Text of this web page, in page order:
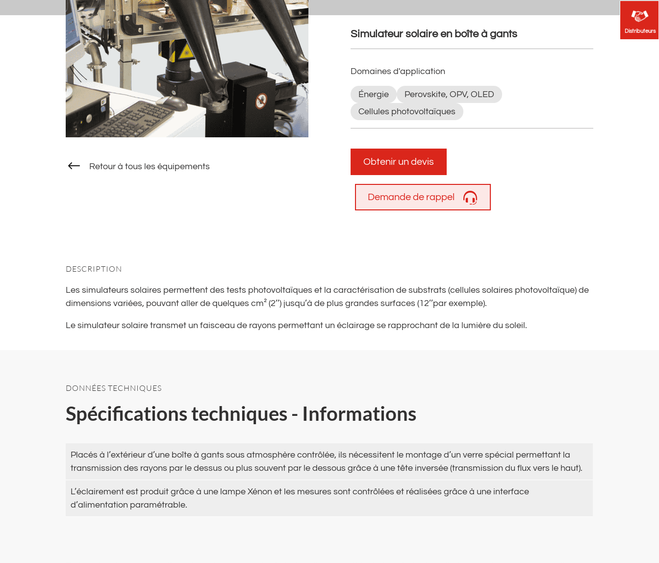
Distributeurs
Distributeurs
# Retour à tous les équipements
Simulateur solaire en boîte à gants
Domaines d'application
Énergie
Perovskite, OPV, OLED
Cellules photovoltaïques
Obtenir un devis
Demande de rappel
DESCRIPTION
Les simulateurs solaires permettent des tests photovoltaïques et la caractérisation de substrats (cellules solaires photovoltaïque) de
dimensions variées, pouvant aller de quelques cm² (2’’) jusqu’à de plus grandes surfaces (12’’par exemple).
Le simulateur solaire transmet un faisceau de rayons permettant un éclairage se rapprochant de la lumière du soleil.
DONNÉES TECHNIQUES
Spécifications techniques - Informations
Placés à l’extérieur d’une boîte à gants sous atmosphère contrôlée, ils nécessitent le montage d’un verre spécial permettant la
transmission des rayons par le dessus ou plus souvent par le dessous grâce à une tête inversée (transmission du flux vers le haut).
L’éclairement est produit grâce à une lampe Xénon et les mesures sont contrôlées et réalisées grâce à une interface
d’alimentation paramétrable.